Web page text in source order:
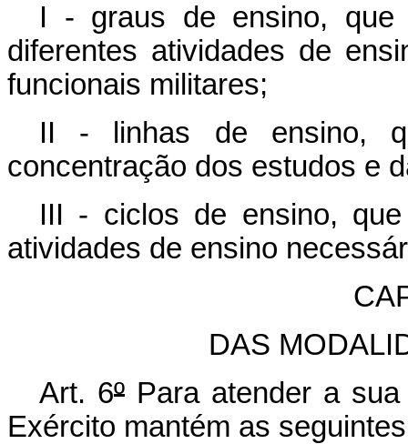
I - graus de ensino, que
diferentes atividades de
funcionais militares;
II - linhas de ensino,
concentração dos estudos e
III - ciclos de ensino,
atividades de ensino
DAS
Art. 6º Para atender a
Exército mantém as